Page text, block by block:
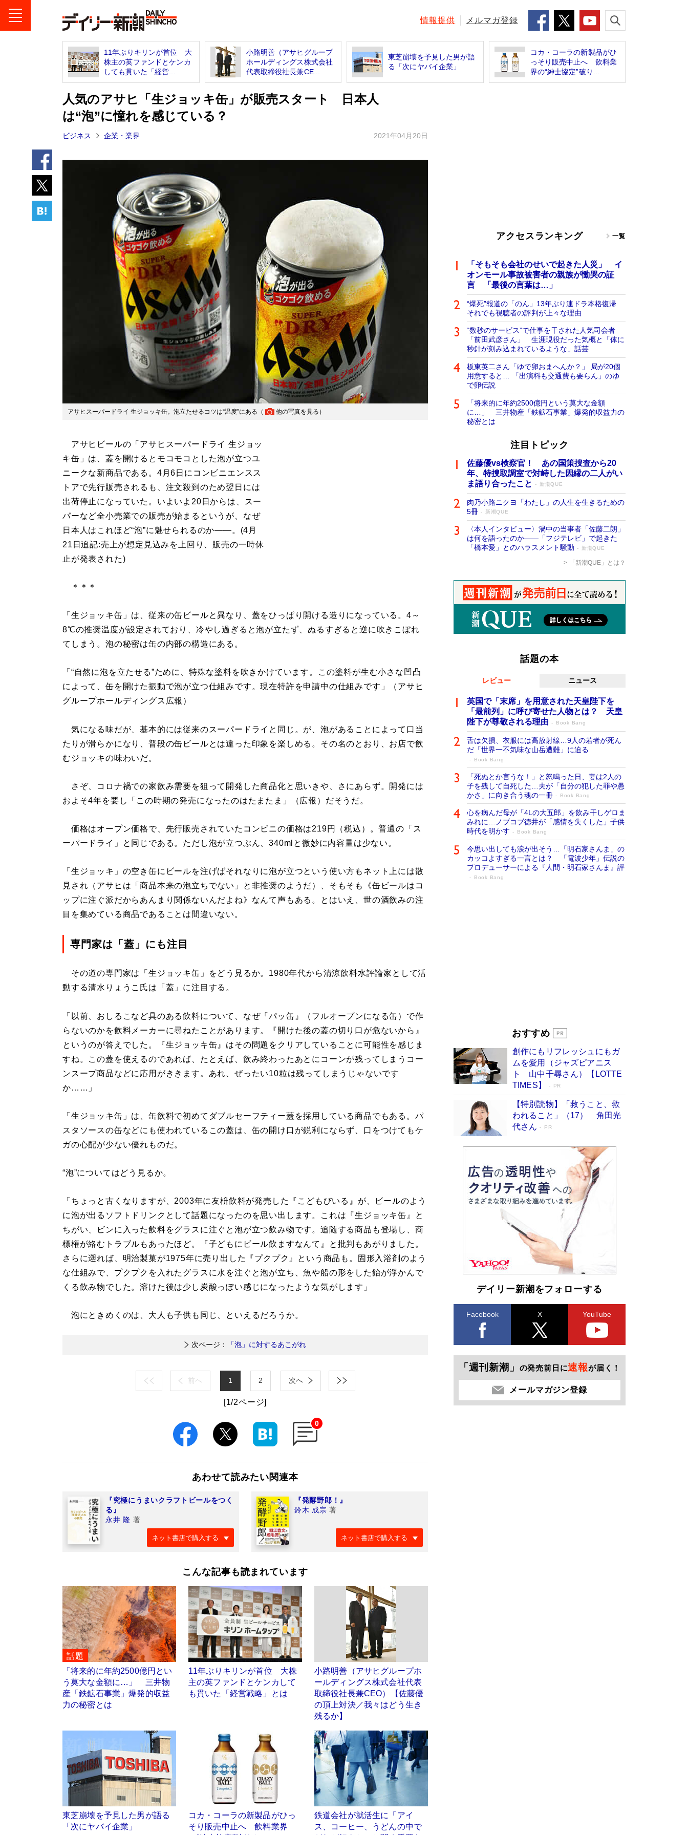
情報提供 メルマガ登録
11年ぶりキリンが首位 大
株主の英ファンドとケンカ
しても貫いた「経営...
小路明善（アサヒグループ
ホールディングス株式会社
代表取締役社長兼CE...
東芝崩壊を予見した男が語
る「次にヤバイ企業」
コカ・コーラの新製品がひ
っそり販売中止へ 飲料業
界の“紳士協定”破り...
人気のアサヒ「生ジョッキ缶」が販売スタート 日本人
は“泡”に憧れを感じている？
ビジネス 企業・業界 2021年04月20日
アサヒスーパードライ 生ジョッキ缶。泡立たせるコツは“温度”にある（ 他の写真を見る ）
アサヒビールの「アサヒスーパードライ 生ジョッ
キ缶」は、蓋を開けるとモコモコとした泡が立つユ
ニークな新商品である。4月6日にコンビニエンスス
トアで先行販売されるも、注文殺到のため翌日には
出荷停止になっていた。いよいよ20日からは、スー
パーなど全小売業での販売が始まるというが、なぜ
日本人はこれほど“泡”に魅せられるのか――。(4月
21日追記:売上が想定見込みを上回り、販売の一時休
止が発表された)
＊＊＊
「生ジョッキ缶」は、従来の缶ビールと異なり、蓋をひっぱり開ける造りになっている。4～
8℃の推奨温度が設定されており、冷やし過ぎると泡が立たず、ぬるすぎると逆に吹きこぼれ
てしまう。泡の秘密は缶の内部の構造にある。
「“自然に泡を立たせる”ために、特殊な塗料を吹きかけています。この塗料が生む小さな凹凸
によって、缶を開けた振動で泡が立つ仕組みです。現在特許を申請中の仕組みです」（アサヒ
グループホールディングス広報）
気になる味だが、基本的には従来のスーパードライと同じ。が、泡があることによって口当
たりが滑らかになり、普段の缶ビールとは違った印象を楽しめる。その名のとおり、お店で飲
むジョッキの味わいだ。
さぞ、コロナ禍での家飲み需要を狙って開発した商品化と思いきや、さにあらず。開発には
およそ4年を要し「この時期の発売になったのはたまたま」（広報）だそうだ。
価格はオープン価格で、先行販売されていたコンビニの価格は219円（税込）。普通の「ス
ーパードライ」と同じである。ただし泡が立つぶん、340mlと微妙に内容量は少ない。
「生ジョッキ」の空き缶にビールを注げばそれなりに泡が立つという使い方もネット上には散
見され（アサヒは「商品本来の泡立ちでない」と非推奨のようだ）、そもそも《缶ビールはコ
ップに注ぐ派だからあんまり関係ないんだよね》なんて声もある。とはいえ、世の酒飲みの注
目を集めている商品であることは間違いない。
専門家は「蓋」にも注目
その道の専門家は「生ジョッキ缶」をどう見るか。1980年代から清涼飲料水評論家として活
動する清水りょうこ氏は「蓋」に注目する。
「以前、おしるこなど具のある飲料について、なぜ『パッ缶』（フルオープンになる缶）で作
らないのかを飲料メーカーに尋ねたことがあります。『開けた後の蓋の切り口が危ないから』
というのが答えでした。『生ジョッキ缶』はその問題をクリアしていることに可能性を感じま
すね。この蓋を使えるのであれば、たとえば、飲み終わったあとにコーンが残ってしまうコー
ンスープ商品などに応用がききます。あれ、ぜったい10粒は残ってしまうじゃないです
か……」
「生ジョッキ缶」は、缶飲料で初めてダブルセーフティー蓋を採用している商品でもある。パ
スタソースの缶などにも使われているこの蓋は、缶の開け口が鋭利にならず、口をつけてもケ
ガの心配が少ない優れものだ。
“泡”についてはどう見るか。
「ちょっと古くなりますが、2003年に友枡飲料が発売した『こどもびいる』が、ビールのよう
に泡が出るソフトドリンクとして話題になったのを思い出します。これは『生ジョッキ缶』と
ちがい、ビンに入った飲料をグラスに注ぐと泡が立つ飲み物です。追随する商品も登場し、商
標権が絡むトラブルもあったほど。『子どもにビール飲ますなんて』と批判もあがりました。
さらに遡れば、明治製菓が1975年に売り出した『プクプク』という商品も。固形入浴剤のよう
な仕組みで、プクプクを入れたグラスに水を注ぐと泡が立ち、魚や船の形をした飴が浮かんで
くる飲み物でした。溶けた後は少し炭酸っぽい感じになったような気がします」
泡にときめくのは、大人も子供も同じ、といえるだろうか。
次ページ： 「泡」に対するあこがれ
前へ 1 2 次へ
[1/2ページ]
0
あわせて読みたい関連本
『究極にうまいクラフトビールをつく
る』
永井 隆 著
ネット書店で購入する
『発酵野郎！』
鈴木 成宗 著
ネット書店で購入する
こんな記事も読まれています
話題
「将来的に年約2500億円とい
う莫大な金額に…」 三井物
産「鉄鉱石事業」爆発的収益
力の秘密とは
11年ぶりキリンが首位 大株
主の英ファンドとケンカして
も貫いた「経営戦略」とは
小路明善（アサヒグループホ
ールディングス株式会社代表
取締役社長兼CEO）【佐藤優
の頂上対決／我々はどう生き
残るか】
東芝崩壊を予見した男が語る
「次にヤバイ企業」
コカ・コーラの新製品がひっ
そり販売中止へ 飲料業界
鉄道会社が就活生に「アイ
ス、コーヒー、うどんの中で
アクセスランキング 一覧
「そもそも会社のせいで起きた人災」 イ
オンモール事故被害者の親族が慟哭の証
言 「最後の言葉は…」
“爆死”報道の「のん」13年ぶり連ドラ本格復帰
それでも視聴者の評判が上々な理由
“数秒のサービス”で仕事を干された人気司会者
「前田武彦さん」 生涯現役だった気概と「体に
秒針が刻み込まれているような」話芸
板東英二さん「ゆで卵おまへんか？」 局が20個
用意すると… 「出演料も交通費も要らん」のゆ
で卵伝説
「将来的に年約2500億円という莫大な金額
に…」 三井物産「鉄鉱石事業」爆発的収益力の
秘密とは
注目トピック
佐藤優vs検察官！ あの国策捜査から20
年、特捜取調室で対峙した因縁の二人がい
ま語り合ったこと
新潮QUE
肉乃小路ニクヨ「わたし」の人生を生きるための
5冊
新潮QUE
〈本人インタビュー〉渦中の当事者「佐藤二朗」
は何を語ったのか――「フジテレビ」で起きた
「橋本愛」とのハラスメント騒動
新潮QUE
「新潮QUE」とは？
話題の本
レビュー ニュース
英国で「末席」を用意された天皇陛下を
「最前列」に呼び寄せた人物とは？ 天皇
陛下が尊敬される理由
Book Bang
舌は欠損、衣服には高放射線…9人の若者が死ん
だ「世界一不気味な山岳遭難」に迫る
Book Bang
「死ぬとか言うな！」と怒鳴った日、妻は2人の
子を残して自死した…夫が「自分の犯した罪や愚
かさ」に向き合う魂の一冊
Book Bang
心を病んだ母が「4Lの大五郎」を飲み干しゲロま
みれに…ノブコブ徳井が「感情を失くした」子供
時代を明かす
Book Bang
今思い出しても涙が出そう…「明石家さんま」の
カッコよすぎる一言とは？ 「電波少年」伝説の
プロデューサーによる『人間・明石家さんま』評
Book Bang
皇陛下はお元気でおられるか」がサウジ国王の第
東野圭吾、伊坂幸太郎の人気シリーズ最新作どち
らも文庫化 映画化された直木賞受賞作もランク
イン［文庫ベストセラー］
Book Bang
おすすめ
創作にもリフレッシュにもガ
ムを愛用（ジャズピアニス
ト 山中千尋さん）【LOTTE
TIMES】
PR
【特別読物】「救うこと、救
われること」（17） 角田光
代さん
PR
デイリー新潮をフォローする
Facebook X YouTube
「週刊新潮」 の発売前日に速報が届く！
メールマガジン登録